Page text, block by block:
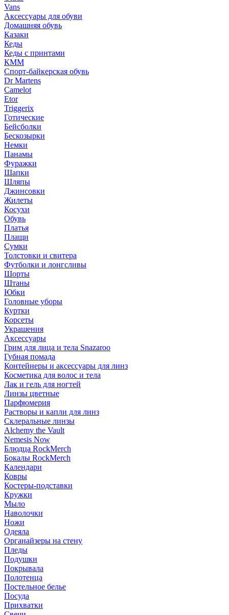
Vans
Аксессуары для обуви
Домашняя обувь
Казаки
Кеды
Кеды с принтами
КММ
Спорт-байкерская обувь
Dr Martens
Camelot
Etor
Triggerix
Готические
Бейсболки
Бескозырки
Немки
Панамы
Фуражки
Шапки
Шляпы
Джинсовки
Жилеты
Косухи
Обувь
Платья
Плащи
Сумки
Толстовки и свитера
Футболки и лонгсливы
Шорты
Штаны
Юбки
Головные уборы
Куртки
Корсеты
Украшения
Аксессуары
Грим для лица и тела Snazaroo
Губная помада
Контейнеры и аксессуары для линз
Косметика для волос и тела
Лак и гель для ногтей
Линзы цветные
Парфюмерия
Растворы и капли для линз
Склеральные линзы
Alchemy the Vault
Nemesis Now
Блюдца RockMerch
Бокалы RockMerch
Календари
Ковры
Костеры-подставки
Кружки
Мыло
Наволочки
Ножи
Одеяла
Органайзеры на стену
Пледы
Подушки
Покрывала
Полотенца
Постельное белье
Посуда
Прихватки